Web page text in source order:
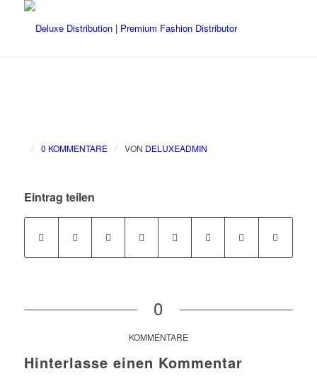
/ 0 KOMMENTARE / VON DELUXEADMIN
Eintrag teilen
0
KOMMENTARE
Hinterlasse einen Kommentar